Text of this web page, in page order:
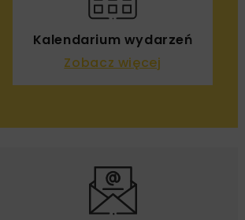
Kalendarium wydarzeń
Zobacz więcej